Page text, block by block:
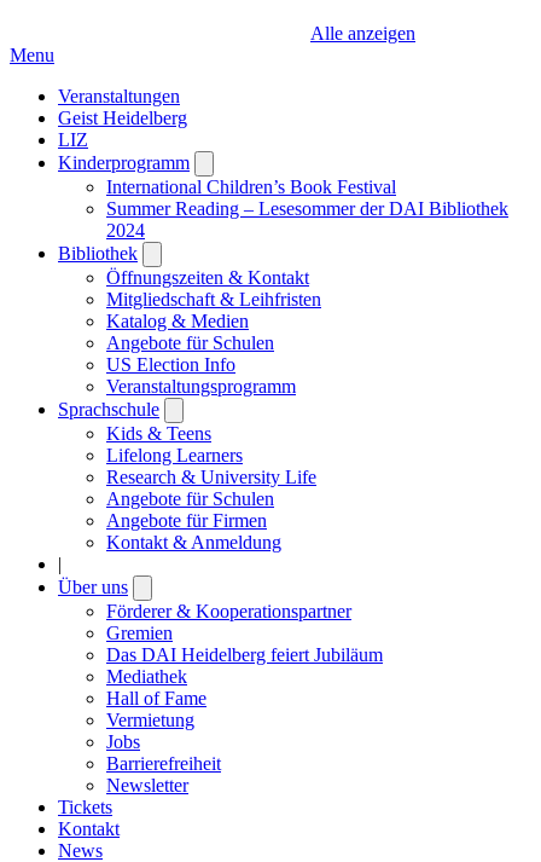
Alle anzeigen
Menu
Veranstaltungen
Geist Heidelberg
LIZ
Kinderprogramm
submenu
International Children’s Book Festival
Summer Reading – Lesesommer der DAI Bibliothek
2024
Bibliothek
submenu
Öffnungszeiten & Kontakt
Mitgliedschaft & Leihfristen
Katalog & Medien
Angebote für Schulen
US Election Info
Veranstaltungsprogramm
Sprachschule
submenu
Kids & Teens
Lifelong Learners
Research & University Life
Angebote für Schulen
Angebote für Firmen
Kontakt & Anmeldung
|
Über uns
submenu
Förderer & Kooperationspartner
Gremien
Das DAI Heidelberg feiert Jubiläum
Mediathek
Hall of Fame
Vermietung
Jobs
Barrierefreiheit
Newsletter
Tickets
Kontakt
News